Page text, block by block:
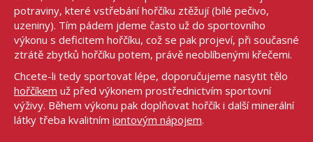
potraviny, které vstřebání hořčíku ztěžují (bílé pečivo,
uzeniny). Tím pádem jdeme často už do sportovního
výkonu s deficitem hořčíku, což se pak projeví, při současné
ztrátě zbytků hořčíku potem, právě neoblíbenými křečemi.
Chcete-li tedy sportovat lépe, doporučujeme nasytit tělo
hořčíkem už před výkonem prostřednictvím sportovní
výživy. Během výkonu pak doplňovat hořčík i další minerální
látky třeba kvalitním iontovým nápojem.